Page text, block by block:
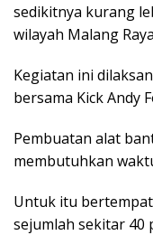
sedikitnya kurang
wilayah Malang
Kegiatan ini
bersama Kick Andy
Pembuatan alat
membutuhkan
Untuk itu
sejumlah sekitar 40